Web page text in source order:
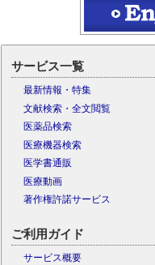
サービス一覧
最新情報・特集
文献検索・全文閲覧
医薬品検索
医療機器検索
医学書通販
医療動画
著作権許諾サービス
ご利用ガイド
サービス概要